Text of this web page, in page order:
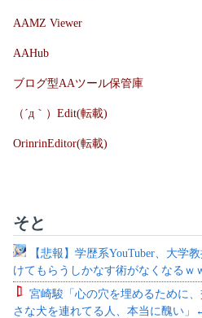
AAMZ Viewer
AAHub
ブログ型AAツール保管庫
（´д｀）Edit(転載)
OrinrinEditor(転載)
そと
【悲報】学歴系YouTuber、大学
けてもらうしかなす術がなくなるｗ
宮崎駿「心の穴を埋めるために
さな犬を連れてる人、本当に醜い」